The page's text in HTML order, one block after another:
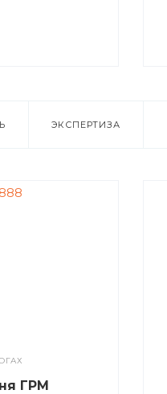
ЭКСПЕРТИЗА
ГРМ